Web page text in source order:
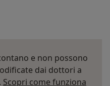
e non possono
dai dottori a
Scopri come funziona